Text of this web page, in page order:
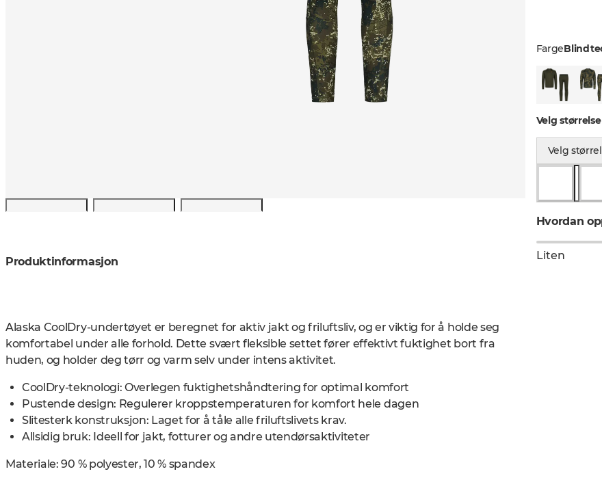
Produktinformasjon
Alaska CoolDry-undertøyet er beregnet for aktiv jakt og friluftsliv, og er viktig for å holde seg
komfortabel under alle forhold. Dette svært fleksible settet fører effektivt fuktighet bort fra
huden, og holder deg tørr og varm selv under intens aktivitet.
CoolDry-teknologi: Overlegen fuktighetshåndtering for optimal komfort
Pustende design: Regulerer kroppstemperaturen for komfort hele dagen
Slitesterk konstruksjon: Laget for å tåle alle friluftslivets krav.
Allsidig bruk: Ideell for jakt, fotturer og andre utendørsaktiviteter
Materiale: 90 % polyester, 10 % spandex
Farge
Velg størrelse
Velg
Hvordan
Liten